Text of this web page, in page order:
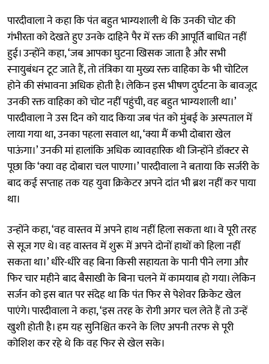
पारदीवाला ने कहा कि पंत बहुत भाग्यशाली थे कि उनकी चोट की
गंभीरता को देखते हुए उनके दाहिने पैर में रक्त की आपूर्ति बाधित नहीं
हुई। उन्होंने कहा, ‘जब आपका घुटना खिसक जाता है और सभी
स्नायुबंधन टूट जाते हैं, तो तंत्रिका या मुख्य रक्त वाहिका के भी चोटिल
होने की संभावना अधिक होती है। लेकिन इस भीषण दुर्घटना के बावजूद
उनकी रक्त वाहिका को चोट नहीं पहुंची, वह बहुत भाग्यशाली था।’
पारदीवाला ने उस दिन को याद किया जब पंत को मुंबई के अस्पताल में
लाया गया था, उनका पहला सवाल था, ‘क्या मैं कभी दोबारा खेल
पाऊंगा।’ उनकी मां हालांकि अधिक व्यावहारिक थी जिन्होंने डॉक्टर से
पूछा कि ‘क्या वह दोबारा चल पाएगा।’ पारदीवाला ने बताया कि सर्जरी के
बाद कई सप्ताह तक यह युवा क्रिकेटर अपने दांत भी ब्रश नहीं कर पाया
था।
उन्होंने कहा, ‘वह वास्तव में अपने हाथ नहीं हिला सकता था। वे पूरी तरह
से सूज गए थे। वह वास्तव में शुरू में अपने दोनों हाथों को हिला नहीं
सकता था।’ धीरे-धीरे वह बिना किसी सहायता के पानी पीने लगा और
फिर चार महीने बाद बैसाखी के बिना चलने में कामयाब हो गया। लेकिन
सर्जन को इस बात पर संदेह था कि पंत फिर से पेशेवर क्रिकेट खेल
पाएंगे। पारदीवाला ने कहा, ‘इस तरह के रोगी अगर चल लेते हैं तो उन्हें
खुशी होती है। हम यह सुनिश्चित करने के लिए अपनी तरफ से पूरी
कोशिश कर रहे थे कि वह फिर से खेल सके।